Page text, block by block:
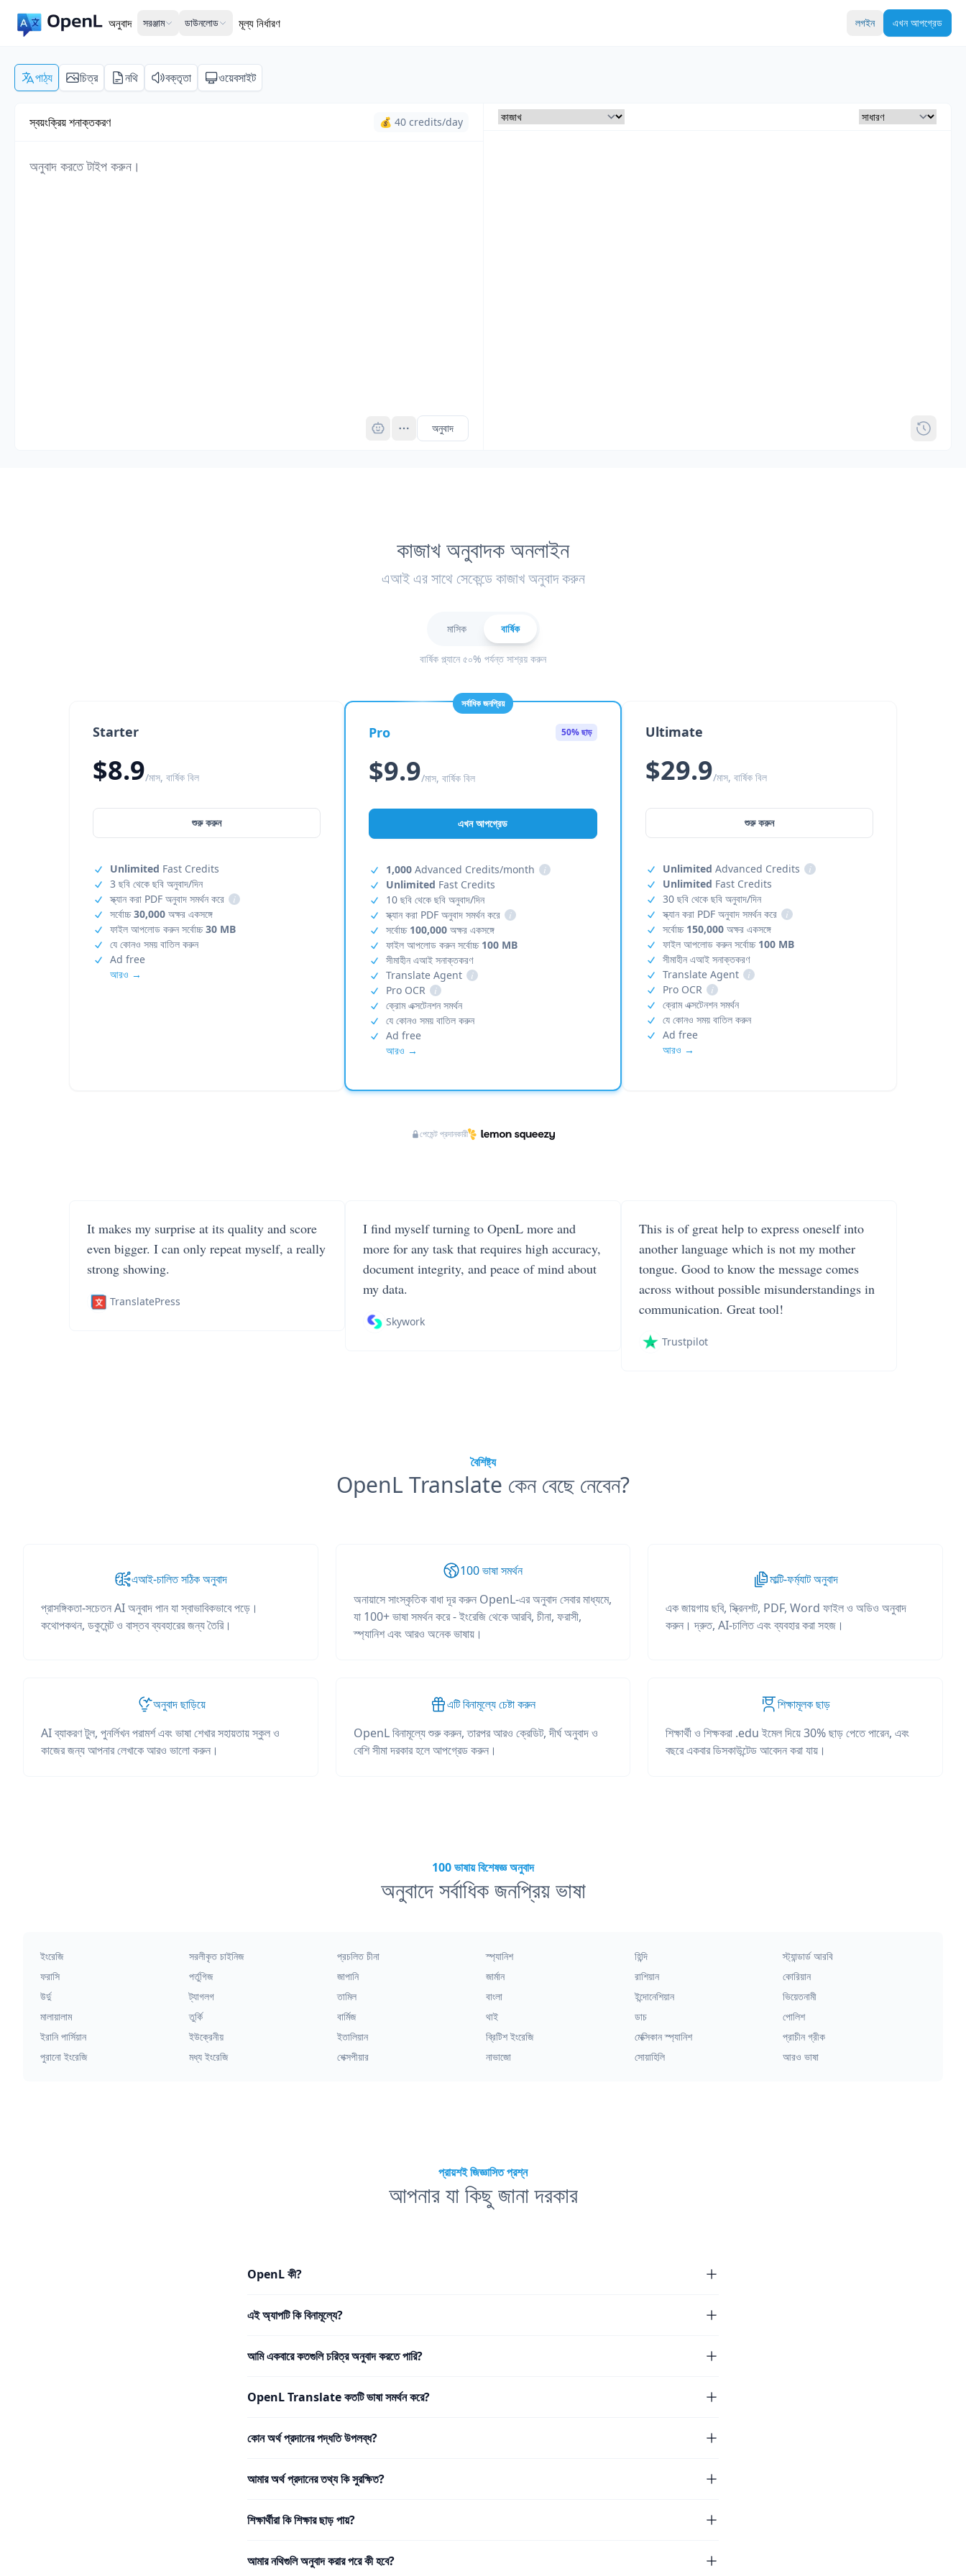
অনুবাদ সরঞ্জাম ডাউনলোড মূল্য নির্ধারণ লগইন এখন আপগ্রেড
পাঠ্য চিত্র নথি বক্তৃতা ওয়েবসাইট
স্বয়ংক্রিয় শনাক্তকরণ 💰 40 credits/day
অনুবাদ
কাজাখ অনুবাদক অনলাইন
এআই এর সাথে সেকেন্ডে কাজাখ অনুবাদ করুন
মাসিক বার্ষিক
বার্ষিক প্ল্যানে ৫০% পর্যন্ত সাশ্রয় করুন
Starter
$8.9/মাস, বার্ষিক বিল
শুরু করুন
Unlimited Fast Credits
3 ছবি থেকে ছবি অনুবাদ/দিন
স্ক্যান করা PDF অনুবাদ সমর্থন করে
i
সর্বোচ্চ30,000 অক্ষর একসঙ্গে
ফাইল আপলোড করুন সর্বোচ্চ30 MB
যে কোনও সময় বাতিল করুন
Ad free
আরও →
সর্বাধিক জনপ্রিয়
Pro 50% ছাড়
$9.9/মাস, বার্ষিক বিল
এখন আপগ্রেড
1,000 Advanced Credits/month
i
Unlimited Fast Credits
10 ছবি থেকে ছবি অনুবাদ/দিন
স্ক্যান করা PDF অনুবাদ সমর্থন করে
i
সর্বোচ্চ 100,000 অক্ষর একসঙ্গে
ফাইল আপলোড করুন সর্বোচ্চ 100 MB
সীমাহীন এআই সনাক্তকরণ
Translate Agent
i
Pro OCR
i
ক্রোম এক্সটেনশন সমর্থন
যে কোনও সময় বাতিল করুন
Ad free
আরও →
Ultimate
$29.9/মাস, বার্ষিক বিল
শুরু করুন
Unlimited Advanced Credits
i
Unlimited Fast Credits
30 ছবি থেকে ছবি অনুবাদ/দিন
স্ক্যান করা PDF অনুবাদ সমর্থন করে
i
সর্বোচ্চ 150,000অক্ষর একসঙ্গে
ফাইল আপলোড করুন সর্বোচ্চ 100 MB
সীমাহীন এআই সনাক্তকরণ
Translate Agent
i
Pro OCR
i
ক্রোম এক্সটেনশন সমর্থন
যে কোনও সময় বাতিল করুন
Ad free
আরও →
পেমেন্ট প্রদানকারী
It makes my surprise at its quality and score
even bigger. I can only repeat myself, a really
strong showing.
TranslatePress
I find myself turning to OpenL more and
more for any task that requires high accuracy,
document integrity, and peace of mind about
my data.
Skywork
This is of great help to express oneself into
another language which is not my mother
tongue. Good to know the message comes
across without possible misunderstandings in
communication. Great tool!
Trustpilot
বৈশিষ্ট্য
OpenL Translate কেন বেছে নেবেন?
এআই-চালিত সঠিক অনুবাদ
প্রাসঙ্গিকতা-সচেতন AI অনুবাদ পান যা স্বাভাবিকভাবে পড়ে।
কথোপকথন, ডকুমেন্ট ও বাস্তব ব্যবহারের জন্য তৈরি।
100 ভাষা সমর্থন
অনায়াসে সাংস্কৃতিক বাধা দূর করুন OpenL-এর অনুবাদ সেবার মাধ্যমে,
যা 100+ ভাষা সমর্থন করে - ইংরেজি থেকে আরবি, চীনা, ফরাসী,
স্প্যানিশ এবং আরও অনেক ভাষায়।
মাল্টি-ফর্ম্যাট অনুবাদ
এক জায়গায় ছবি, স্ক্রিনশট, PDF, Word ফাইল ও অডিও অনুবাদ
করুন। দ্রুত, AI-চালিত এবং ব্যবহার করা সহজ।
অনুবাদ ছাড়িয়ে
AI ব্যাকরণ টুল, পুনর্লিখন পরামর্শ এবং ভাষা শেখার সহায়তায় স্কুল ও
কাজের জন্য আপনার লেখাকে আরও ভালো করুন।
এটি বিনামূল্যে চেষ্টা করুন
OpenL বিনামূল্যে শুরু করুন, তারপর আরও ক্রেডিট, দীর্ঘ অনুবাদ ও
বেশি সীমা দরকার হলে আপগ্রেড করুন।
শিক্ষামূলক ছাড়
শিক্ষার্থী ও শিক্ষকরা .edu ইমেল দিয়ে 30% ছাড় পেতে পারেন, এবং
বছরে একবার ডিসকাউন্টেড আবেদন করা যায়।
100 ভাষায় বিশেষজ্ঞ অনুবাদ
অনুবাদে সর্বাধিক জনপ্রিয় ভাষা
ইংরেজি সরলীকৃত চাইনিজ প্রচলিত চীনা স্প্যানিশ হিন্দি
স্ট্যান্ডার্ড আরবি
ফরাসি
পর্তুগিজ জাপানি জার্মান রাশিয়ান
কোরিয়ান
উর্দু
ট্যাগলগ তামিল বাংলা ইন্দোনেশিয়ান
ভিয়েতনামী
মালায়ালাম
তুর্কি বার্মিজ থাই ডাচ
পোলিশ
ইরানি পার্সিয়ান
ইউক্রেনীয় ইতালিয়ান ব্রিটিশ ইংরেজি মেক্সিকান স্প্যানিশ
প্রাচীন গ্রীক
পুরানো ইংরেজি
মধ্য ইংরেজি শেক্সপীয়ার নাভাজো সোয়াহিলি আরও ভাষা
প্রায়শই জিজ্ঞাসিত প্রশ্ন
আপনার যা কিছু জানা দরকার
OpenL কী?
এই অ্যাপটি কি বিনামূল্যে?
আমি একবারে কতগুলি চরিত্র অনুবাদ করতে পারি?
OpenL Translate কতটি ভাষা সমর্থন করে?
কোন অর্থ প্রদানের পদ্ধতি উপলব্ধ?
আমার অর্থ প্রদানের তথ্য কি সুরক্ষিত?
শিক্ষার্থীরা কি শিক্ষার ছাড় পায়?
আমার নথিগুলি অনুবাদ করার পরে কী হবে?